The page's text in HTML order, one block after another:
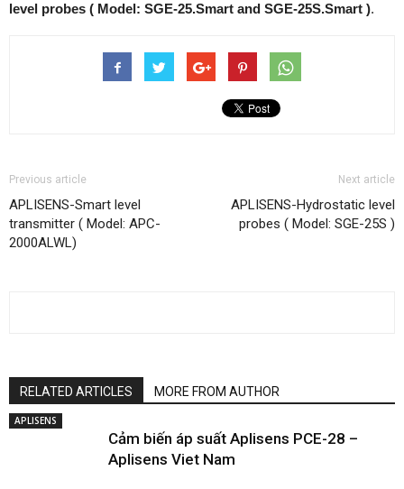
level probes ( Model: SGE-25.Smart and SGE-25S.Smart ).
Previous article
APLISENS-Smart level
transmitter ( Model: APC-
2000ALWL)
Next article
APLISENS-Hydrostatic level
probes ( Model: SGE-25S )
RELATED ARTICLES MORE FROM AUTHOR
APLISENS
Cảm biến áp suất Aplisens PCE-28 –
Aplisens Viet Nam